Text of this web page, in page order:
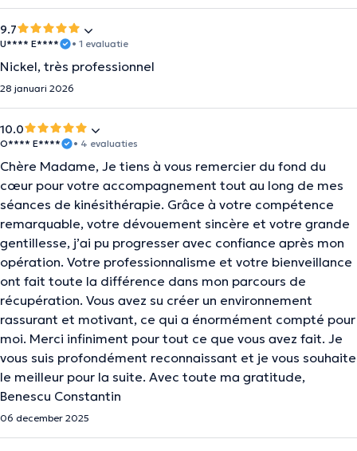
9.7
U**** E**** • 1 evaluatie
Nickel, très professionnel
28 januari 2026
10.0
O**** E**** • 4 evaluaties
Chère Madame, Je tiens à vous remercier du fond du
cœur pour votre accompagnement tout au long de mes
séances de kinésithérapie. Grâce à votre compétence
remarquable, votre dévouement sincère et votre grande
gentillesse, j’ai pu progresser avec confiance après mon
opération. Votre professionnalisme et votre bienveillance
ont fait toute la différence dans mon parcours de
récupération. Vous avez su créer un environnement
rassurant et motivant, ce qui a énormément compté pour
moi. Merci infiniment pour tout ce que vous avez fait. Je
vous suis profondément reconnaissant et je vous souhaite
le meilleur pour la suite. Avec toute ma gratitude,
Benescu Constantin
06 december 2025